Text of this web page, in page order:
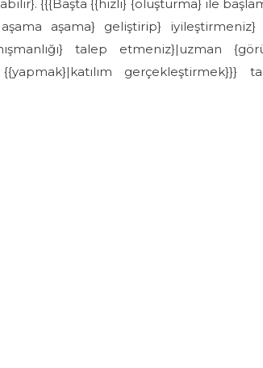
{{{Başta {{hızlı} {oluşturma} ile
aşama aşama} geliştirip}
talep etmeniz}|uzman
gerçekleştirmek}}}